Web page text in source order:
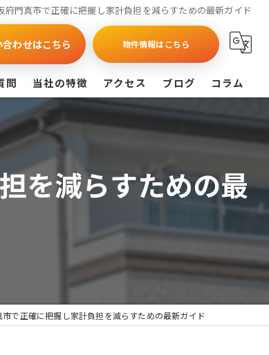
府門真市で正確に把握し家計負担を減らすための最新ガイド
合わせはこちら 物件情報はこちら
問 当社の特徴
買取
戸建て
マンション
アクセス ブログ コラム
を減らすための最
で正確に把握し家計負担を減らすための最新ガイド